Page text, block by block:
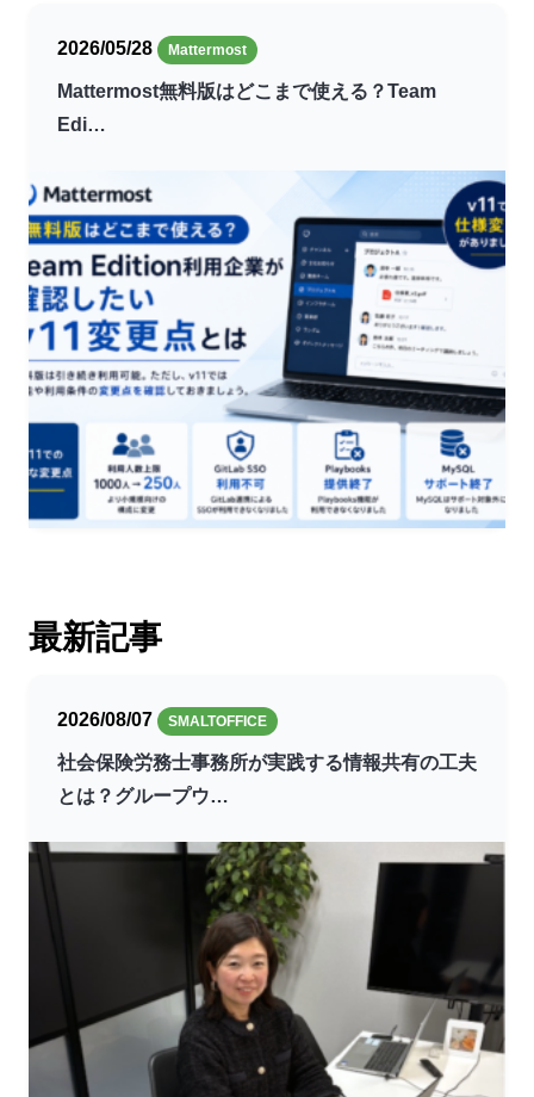
2026/05/28 Mattermost
Mattermost無料版はどこまで使える？Team
Edi…
最新記事
2026/08/07 SMALTOFFICE
社会保険労務士事務所が実践する情報共有の工夫
とは？グループウ…